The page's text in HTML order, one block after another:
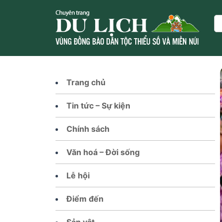
Trang chủ
Tin tức – Sự kiện
Chính sách
Văn hoá – Đời sống
Lễ hội
Điểm đến